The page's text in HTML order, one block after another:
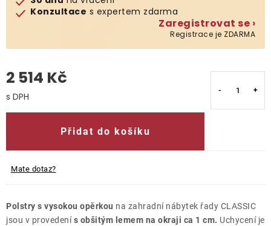
Konzultace s expertem zdarma
Zaregistrovat se ›
Registrace je ZDARMA
2 514 Kč
Přidat do košíku
Mate dotaz?
Polstry s vysokou opěrkou na zahradní nábytek řady CLASSIC
jsou v provedenís obšitým lemem na okraji ca 1 cm. Uchycení je